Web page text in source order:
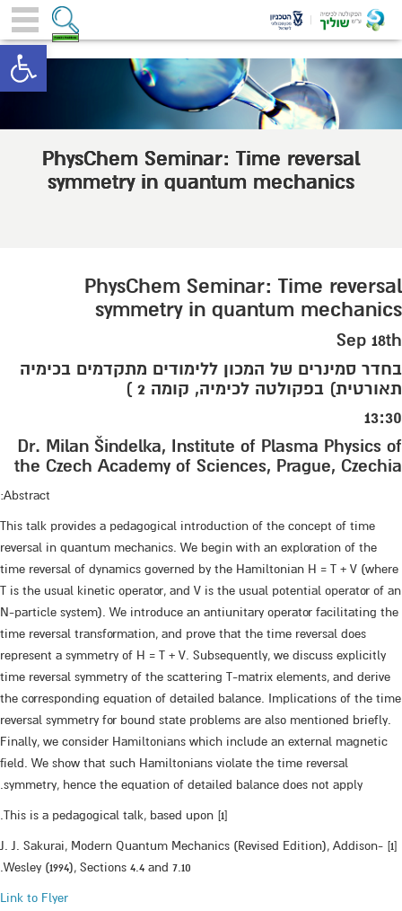
PhysChem Seminar: Time reversal
symmetry in quantum mechanics
PhysChem Seminar: Time reversal
symmetry in quantum mechanics
Sep 18th
בחדר סמינרים של המכון ללימודים מתקדמים בכימיה
תאורטית) בפקולטה לכימיה, קומה 2 )
13:30
Dr. Milan Šindelka, Institute of Plasma Physics of
the Czech Academy of Sciences, Prague, Czechia
Abstract:
This talk provides a pedagogical introduction of the concept of time
reversal in quantum mechanics. We begin with an exploration of the
time reversal of dynamics governed by the Hamiltonian H = T + V (where
T is the usual kinetic operator, and V is the usual potential operator of an
N-particle system). We introduce an antiunitary operator facilitating the
time reversal transformation, and prove that the time reversal does
represent a symmetry of H = T + V. Subsequently, we discuss explicitly
time reversal symmetry of the scattering T-matrix elements, and derive
the corresponding equation of detailed balance. Implications of the time
reversal symmetry for bound state problems are also mentioned briefly.
Finally, we consider Hamiltonians which include an external magnetic
field. We show that such Hamiltonians violate the time reversal
symmetry, hence the equation of detailed balance does not apply.
This is a pedagogical talk, based upon [1].
[1] J. J. Sakurai, Modern Quantum Mechanics (Revised Edition), Addison-
Wesley (1994), Sections 4.4 and 7.10.
Link to Flyer